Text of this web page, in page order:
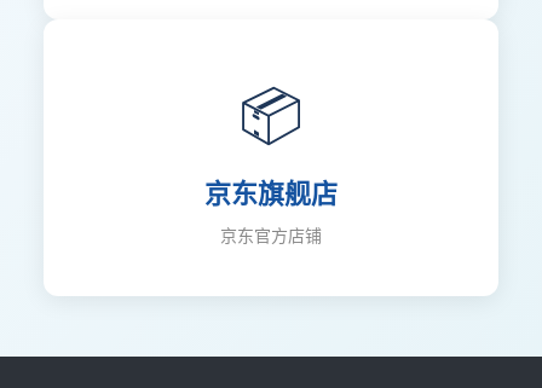
📦
京东旗舰店
京东官方店铺